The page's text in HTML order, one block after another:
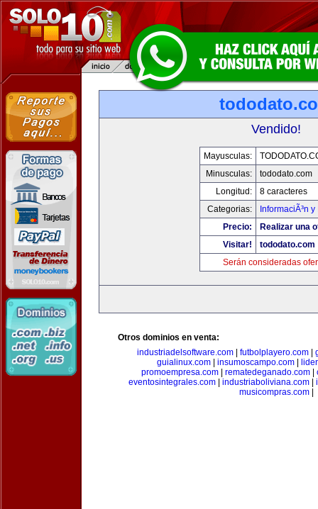
Vendido!
Mayusculas:
Minusculas:
tododato.com
Longitud:
8 caracteres
Categorias:
InformaciÃ³n
Precio:
Realizar una
Visitar!
tododato.com
Serán consideradas
Otros dominios en venta:
industriadelsoftware.com| futbolplayero.com|
guialinux.com
insumoscampo.com
promoempresa.com| rematedeganado.com|
eventosintegrales.com| industriaboliviana.com|
musicompras.com|